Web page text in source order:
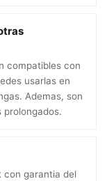
compatibles con
usarlas en
Ademas, son
prolongados.
con garantia del